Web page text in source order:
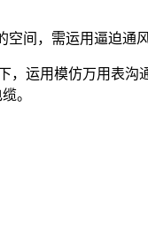
间，需运用逼迫通风
，运用模仿万用表沟
。